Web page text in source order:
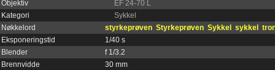
Objektiv
EF 24-70 L
Kategori
Sykkel
Nøkkelord
styrkeprøven Styrkeprøven Sykkel sykkel
Eksponeringstid
1/40 s
Blender
f 1/3.2
Brennvidde
30 mm